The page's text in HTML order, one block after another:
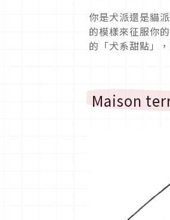
你是犬派還是貓
的模樣來征服你
的「犬系甜點」
Maison